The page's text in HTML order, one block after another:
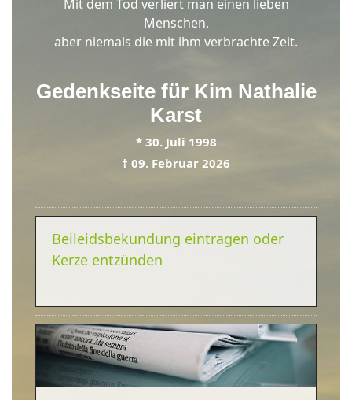
Schließen OK
Mit dem Tod verliert man einen lieben
Menschen,
aber niemals die mit ihm verbrachte Zeit.
Gedenkseite für Kim Nathalie
Karst
* 30. Juli 1998
† 09. Februar 2026
Beileidsbekundung eintragen oder
Kerze entzünden